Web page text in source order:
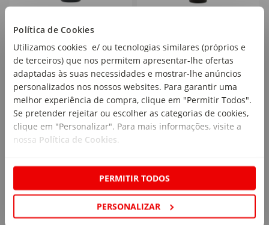
Política de Cookies
Utilizamos cookies e/ ou tecnologias similares (próprios e
de terceiros) que nos permitem apresentar-lhe ofertas
adaptadas às suas necessidades e mostrar-lhe anúncios
personalizados nos nossos websites. Para garantir uma
melhor experiência de compra, clique em "Permitir Todos".
Se pretender rejeitar ou escolher as categorias de cookies,
clique em "Personalizar". Para mais informações, visite a
nossa Política de Cookies.
PERMITIR TODOS
PERSONALIZAR
Mouchão Abafado
garrafa 70 cl
21,09€
30,13€/lt
Vinho Licoroso Doce 20
Anos
garrafa 75 cl
60,29€
80,39€/lt